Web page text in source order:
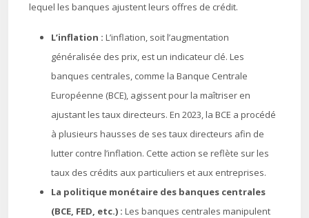
lequel les banques ajustent leurs offres de crédit.
L’inflation : L’inflation, soit l’augmentation
généralisée des prix, est un indicateur clé. Les
banques centrales, comme la Banque Centrale
Européenne (BCE), agissent pour la maîtriser en
ajustant les taux directeurs. En 2023, la BCE a procédé
à plusieurs hausses de ses taux directeurs afin de
lutter contre l’inflation. Cette action se reflète sur les
taux des crédits aux particuliers et aux entreprises.
La politique monétaire des banques centrales
(BCE, FED, etc.) : Les banques centrales manipulent